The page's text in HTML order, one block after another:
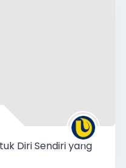
Diri Sendiri yang